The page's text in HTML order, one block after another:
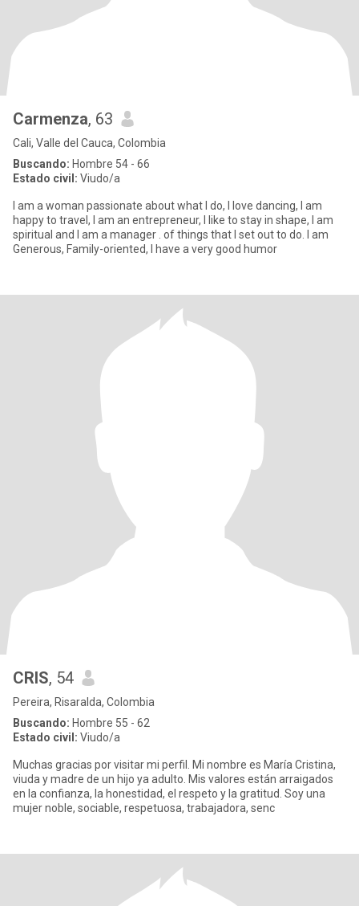
Carmenza, 63
Cali, Valle del Cauca, Colombia
Buscando: Hombre 54 - 66
Estado civil: Viudo/a
I am a woman passionate about what I do, I love dancing, I am
happy to travel, I am an entrepreneur, I like to stay in shape, I am
spiritual and I am a manager . of things that I set out to do. I am
Generous, Family-oriented, I have a very good humor
CRIS, 54
Pereira, Risaralda, Colombia
Buscando: Hombre 55 - 62
Estado civil: Viudo/a
Muchas gracias por visitar mi perfil. Mi nombre es María Cristina,
viuda y madre de un hijo ya adulto. Mis valores están arraigados
en la confianza, la honestidad, el respeto y la gratitud. Soy una
mujer noble, sociable, respetuosa, trabajadora, senc